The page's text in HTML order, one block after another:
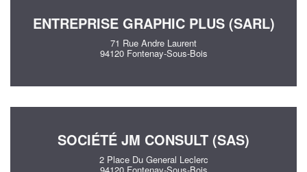
ENTREPRISE GRAPHIC PLUS (SARL)
71 Rue Andre Laurent
94120 Fontenay-Sous-Bois
SOCIÉTÉ JM CONSULT (SAS)
2 Place Du General Leclerc
94120 Fontenay-Sous-Bois